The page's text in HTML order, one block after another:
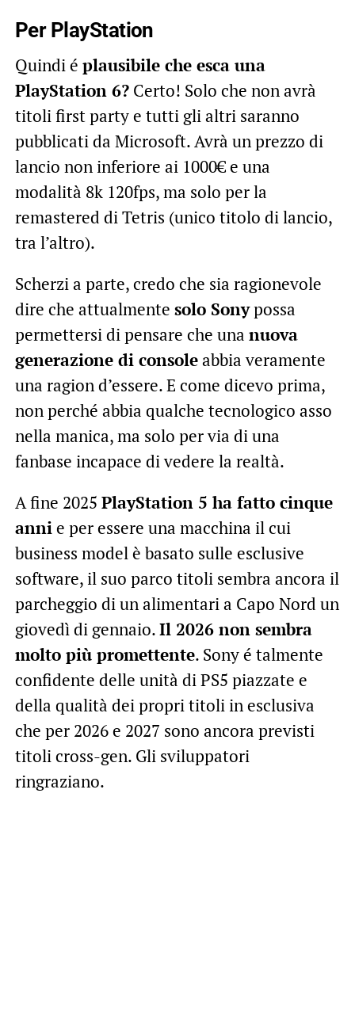
Per PlayStation
Quindi é plausibile che esca una
PlayStation 6?Certo! Solo che non avrà
titoli first party e tutti gli altri saranno
pubblicati da Microsoft. Avrà un prezzo di
lancio non inferiore ai 1000€ e una
modalità 8k 120fps, ma solo per la
remastered di Tetris (unico titolo di lancio,
tra l’altro).
Scherzi a parte, credo che sia ragionevole
dire che attualmente solo Sonypossa
permettersi di pensare che una nuova
generazione di consoleabbia veramente
una ragion d’essere. E come dicevo prima,
non perché abbia qualche tecnologico asso
nella manica, ma solo per via di una
fanbase incapace di vedere la realtà.
A fine 2025 PlayStation 5 ha fatto cinque
annie per essere una macchina il cui
business model è basato sulle esclusive
software, il suo parco titoli sembra ancora il
parcheggio di un alimentari a Capo Nord un
giovedì di gennaio.Il 2026 non sembra
molto più promettente. Sony é talmente
confidente delle unità di PS5 piazzate e
della qualità dei propri titoli in esclusiva
che per 2026 e 2027 sono ancora previsti
titoli cross-gen. Gli sviluppatori
ringraziano.